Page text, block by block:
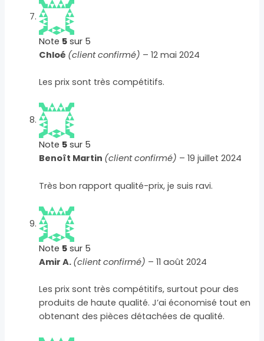
Note 5 sur 5
Chloé (client confirmé) – 12 mai 2024
Les prix sont très compétitifs.
Note 5 sur 5
Benoît Martin (client confirmé) – 19 juillet 2024
Très bon rapport qualité-prix, je suis ravi.
Note 5 sur 5
Amir A. (client confirmé) – 11 août 2024
Les prix sont très compétitifs, surtout pour des
produits de haute qualité. J’ai économisé tout en
obtenant des pièces détachées de qualité.